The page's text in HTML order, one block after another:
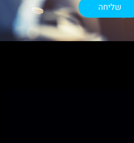
שליחה